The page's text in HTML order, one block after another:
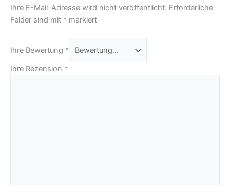
Ihre E-Mail-Adresse wird nicht veröffentlicht. Erforderliche
Felder sind mit * markiert
Ihre Bewertung *
Ihre Rezension *